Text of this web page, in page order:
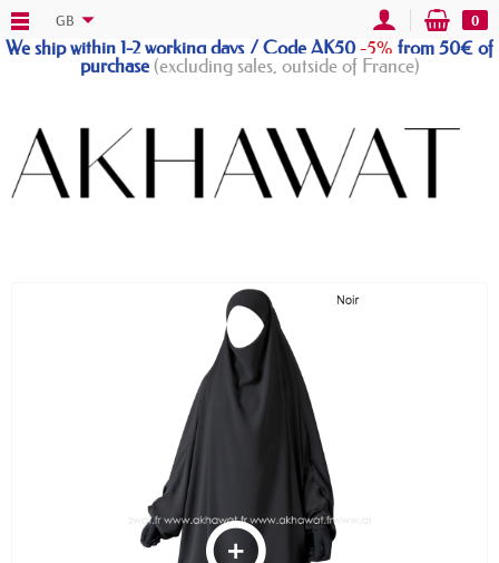
We ship within 1-2 working days / Code AK50-5% from 50€ of
purchase(excluding sales, outside of France)
GB 0